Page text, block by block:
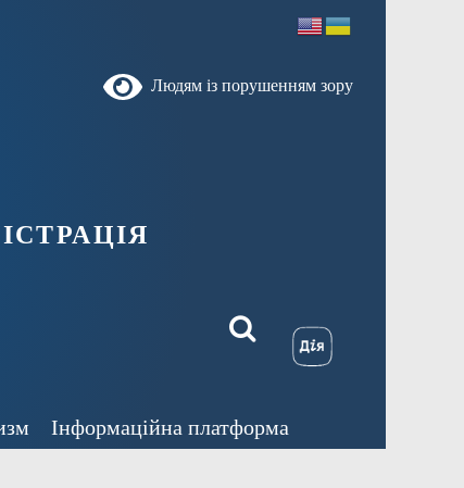
Людям із порушенням зору
Інформаційна платформа